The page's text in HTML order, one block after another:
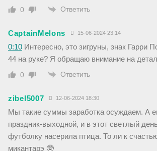
0 Ответить
CaptainMelons 15-06-2024 23:14
0:10 Интересно, это зигруны, знак Гарри
44 на руке? Я обращаю внимание на
0 Ответить
zibel5007 12-06-2024 18:30
Мы такие суммы заработка осуждаем. А
праздник-выходной, и в этот светлый
футболку насерила птица. То ли к
микантарэ 🥸